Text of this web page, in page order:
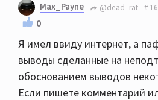
Max_Payne @dead_rat
0
Я имел ввиду интернет, а
выводы сделанные на
обоснованием выводов
Если пишете комментарий